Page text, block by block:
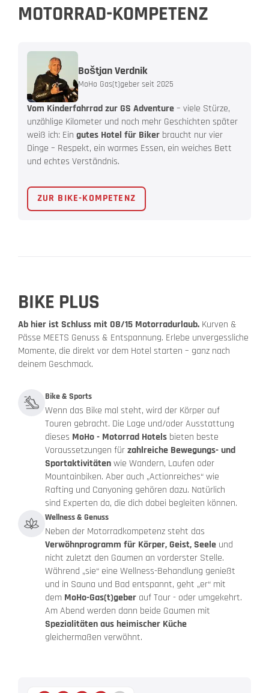
MOTORRAD-KOMPETENZ
Boštjan Verdnik
MoHo Gas(t)geber seit 2025
Vom Kinderfahrrad zur GS Adventure– viele Stürze,
unzählige Kilometer und noch mehr Geschichten später
weiß ich: Ein gutes Hotel für Biker braucht nur vier
Dinge – Respekt, ein warmes Essen, ein weiches Bett
und echtes Verständnis.
ZUR BIKE-KOMPETENZ
BIKE PLUS
Ab hier ist Schluss mit 08/15 Motorradurlaub. Kurven &
Pässe MEETS Genuss & Entspannung. Erlebe unvergessliche
Momente, die direkt vor dem Hotel starten – ganz nach
deinem Geschmack.
Bike & Sports
Wenn das Bike mal steht, wird der Körper auf
Touren gebracht. Die Lage und/oder Ausstattung
dieses MoHo - Motorrad Hotels bieten beste
Voraussetzungen fürzahlreiche Bewegungs- und
Sportaktivitätenwie Wandern, Laufen oder
Mountainbiken. Aber auch „Actionreiches“ wie
Rafting und Canyoning gehören dazu. Natürlich
sind Experten da, die dich dabei begleiten können.
Wellness & Genuss
Neben der Motorradkompetenz steht das
Verwöhnprogramm für Körper, Geist, Seele und
nicht zuletzt den Gaumen an vorderster Stelle.
Während „sie“ eine Wellness-Behandlung genießt
und in Sauna und Bad entspannt, geht „er“ mit
dem MoHo-Gas(t)geber auf Tour - oder umgekehrt.
Am Abend werden dann beide Gaumen mit
Spezialitäten aus heimischer Küche
gleichermaßen verwöhnt.